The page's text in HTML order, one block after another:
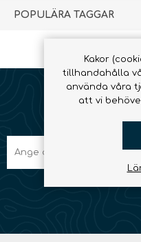
POPULÄRA TAGGAR
Kakor
tillhandahålla
använda våra
att vi